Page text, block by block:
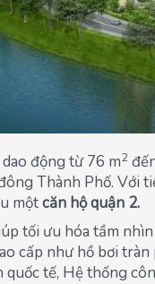
động từ 76 m2
Thành Phố. Với
mộtcăn hộ quận 2.
tối ưu hóa tầm
cấp như hồ bơi
tế, Hệ thống